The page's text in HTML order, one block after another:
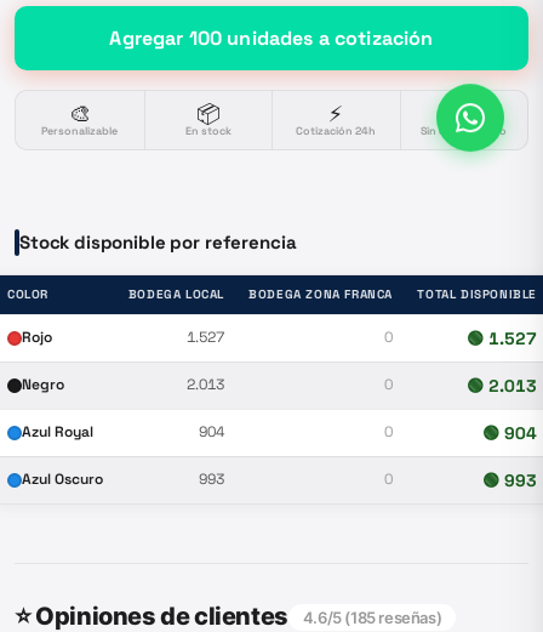
Agregar 100 unidades a cotización
🎨
Personalizable
📦
En stock
⚡
Cotización 24h
🔒
Sin compromiso
Stock disponible por referencia
COLOR BODEGA LOCAL BODEGA ZONA FRANCA TOTAL DISPONIBLE
Rojo 1.527 0 🟢 1.527
Negro 2.013 0 🟢 2.013
Azul Royal 904 0 🟢 904
Azul Oscuro 993 0 🟢 993
⭐ Opiniones de clientes 4.6/5 (185reseñas)